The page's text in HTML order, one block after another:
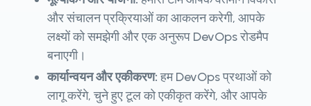
और संचालन प्रक्रियाओं का आकलन करेगी, आपके
लक्ष्यों को समझेगी और एक अनुरूप DevOps रोडमैप
बनाएगी।
कार्यान्वयन और एकीकरण:हम DevOps प्रथाओं को
लागू करेंगे, चुने हुए टूल को एकीकृत करेंगे, और आपके